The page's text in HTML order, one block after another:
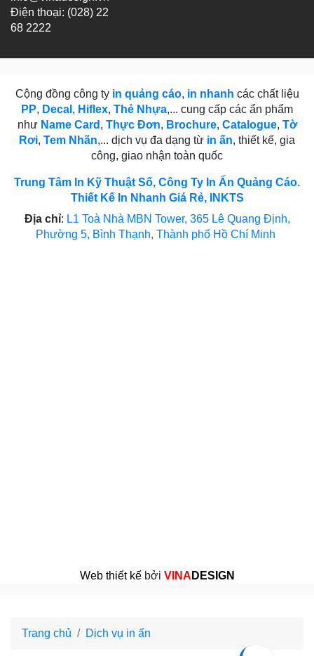
Điện thoại: (028) 22
68 2222
Cộng đồng công ty in quảng cáo, in nhanh các chất liệu
PP, Decal , Hiflex, Thẻ Nhựa,... cung cấp các ẩn phẩm
như Name Card , Thực Đơn, Brochure, Catalogue, Tờ
Rơi, Tem Nhãn,... dịch vụ đa dạng từ in ấn, thiết kế, gia
công, giao nhận toàn quốc
Trung Tâm In Kỹ Thuật Số, Công Ty In Ấn Quảng Cáo.
Thiết Kế In Nhanh Giá Rẻ, INKTS
Địa chỉ: L1 Toà Nhà MBN Tower, 365 Lê Quang Định,
Phường 5, Bình Thạnh, Thành phố Hồ Chí Minh
Web thiết kếbởi VINA DESIGN
Trang chủ Dịch vụ in ấn